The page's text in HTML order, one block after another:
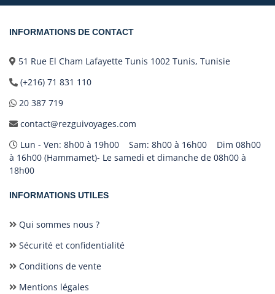
INFORMATIONS DE CONTACT
51 Rue El Cham Lafayette Tunis 1002 Tunis, Tunisie
(+216) 71 831 110
20 387 719
contact@rezguivoyages.com
Lun - Ven: 8h00 à 19h00 Sam: 8h00 à 16h00 Dim 08h00
à 16h00 (Hammamet)- Le samedi et dimanche de 08h00 à
18h00
INFORMATIONS UTILES
Qui sommes nous ?
Sécurité et confidentialité
Conditions de vente
Mentions légales